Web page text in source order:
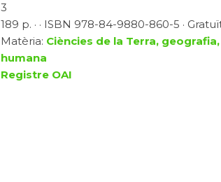
3
189 p. · · ISBN 978-84-9880-860-5 ·
Matèria: Ciències de la Terra,
humana
Registre OAI